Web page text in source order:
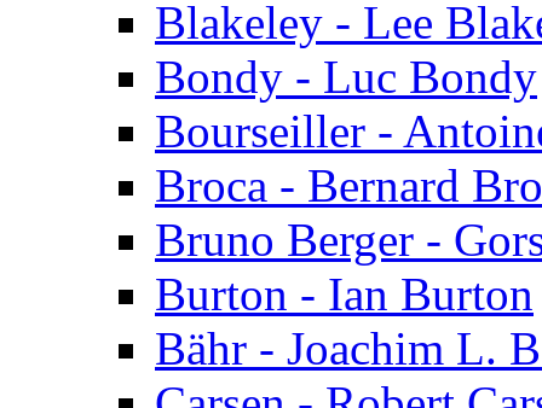
Blakeley - Lee
Bondy - Luc Bondy
Bourseiller -
Broca - Bernard
Bruno Berger -
Burton - Ian Burton
Bähr - Joachim L.